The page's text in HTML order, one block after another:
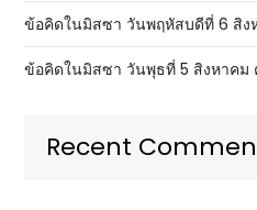
ข้อคิดในมิสซา วันพฤหัสบดีที่ 6 สิง
ข้อคิดในมิสซา วันพุธที่ 5 สิงหาคม
Recent